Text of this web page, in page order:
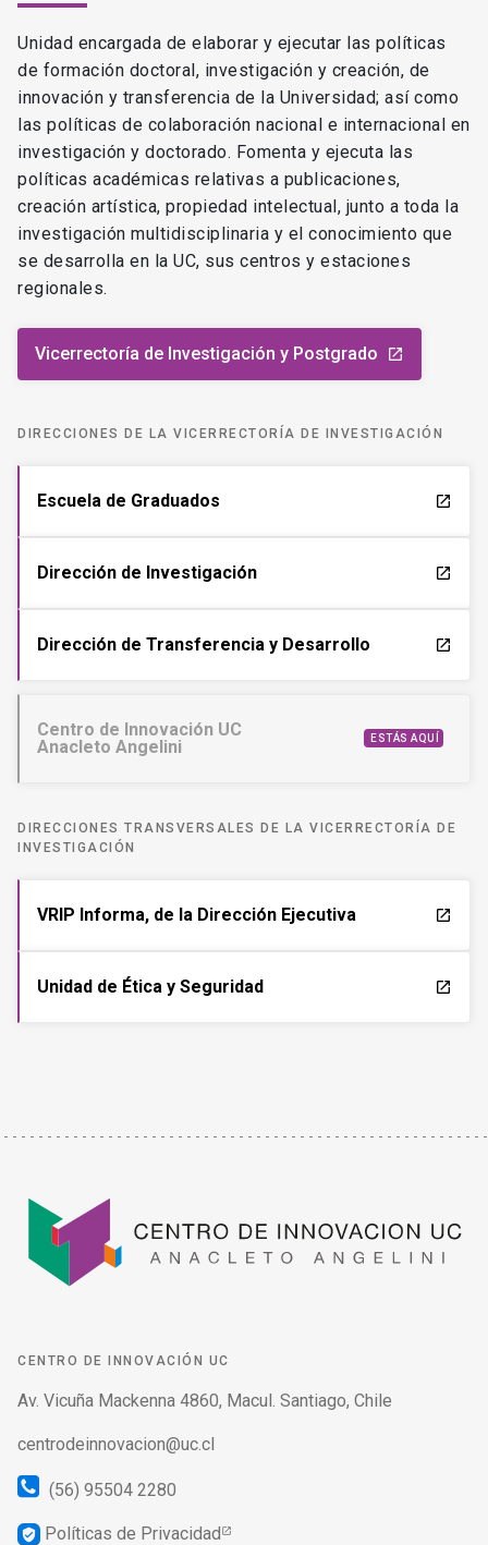
Unidad encargada de elaborar y ejecutar las políticas
de formación doctoral, investigación y creación, de
innovación y transferencia de la Universidad; así como
las políticas de colaboración nacional e internacional en
investigación y doctorado. Fomenta y ejecuta las
políticas académicas relativas a publicaciones,
creación artística, propiedad intelectual, junto a toda la
investigación multidisciplinaria y el conocimiento que
se desarrolla en la UC, sus centros y estaciones
regionales.
Vicerrectoría de Investigación y Postgrado launch
DIRECCIONES DE LA VICERRECTORÍA DE INVESTIGACIÓN
Escuela de Graduados launch
Dirección de Investigación launch
Dirección de Transferencia y Desarrollo launch
Centro de Innovación UC
Anacleto Angelini
ESTÁS AQUÍ
DIRECCIONES TRANSVERSALES DE LA VICERRECTORÍA DE
INVESTIGACIÓN
VRIP Informa, de la Dirección Ejecutiva launch
Unidad de Ética y Seguridad launch
CENTRO DE INNOVACIÓN UC
Av. Vicuña Mackenna 4860, Macul. Santiago, Chile
centrodeinnovacion@uc.cl
(56) 95504 2280
verified_user Políticas de Privacidad